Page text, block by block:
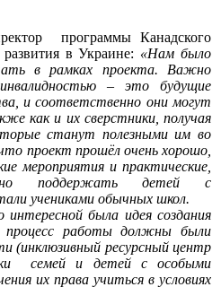
программы Канадского
в Украине: «Нам было
в рамках проекта. Важно
– это будущие
и соответственно они могут
как и их сверстники, получая
станут полезными им во
проект прошёл очень хорошо,
мероприятия и практические,
поддержать детей с
учениками обычных школ.
была идея создания
процесс работы должны были
(инклюзивный ресурсный центр
семей и детей с особыми
их права учиться в условиях